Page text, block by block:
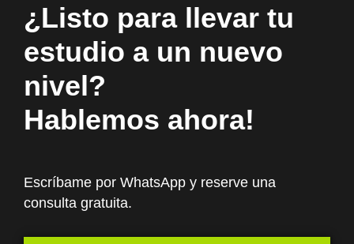
¿Listo para llevar tu
estudio a un nuevo
nivel?
Hablemos ahora!
Escríbame por WhatsApp y reserve una
consulta gratuita.